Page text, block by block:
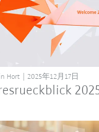
Hort 2025年12月17日